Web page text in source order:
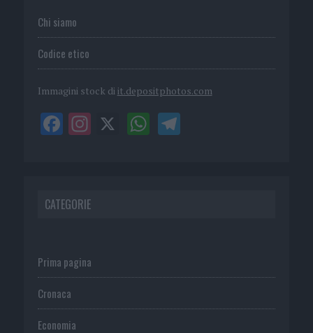
Chi siamo
Codice etico
Immagini stock di it.depositphotos.com
CATEGORIE
Prima pagina
Cronaca
Economia